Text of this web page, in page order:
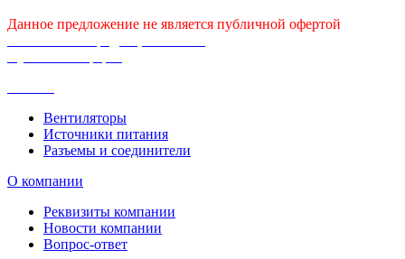
Данное предложение не является публичной офертой
Вентиляторы
Источники питания
Разъемы и соединители
О компании
Реквизиты компании
Новости компании
Вопрос-ответ